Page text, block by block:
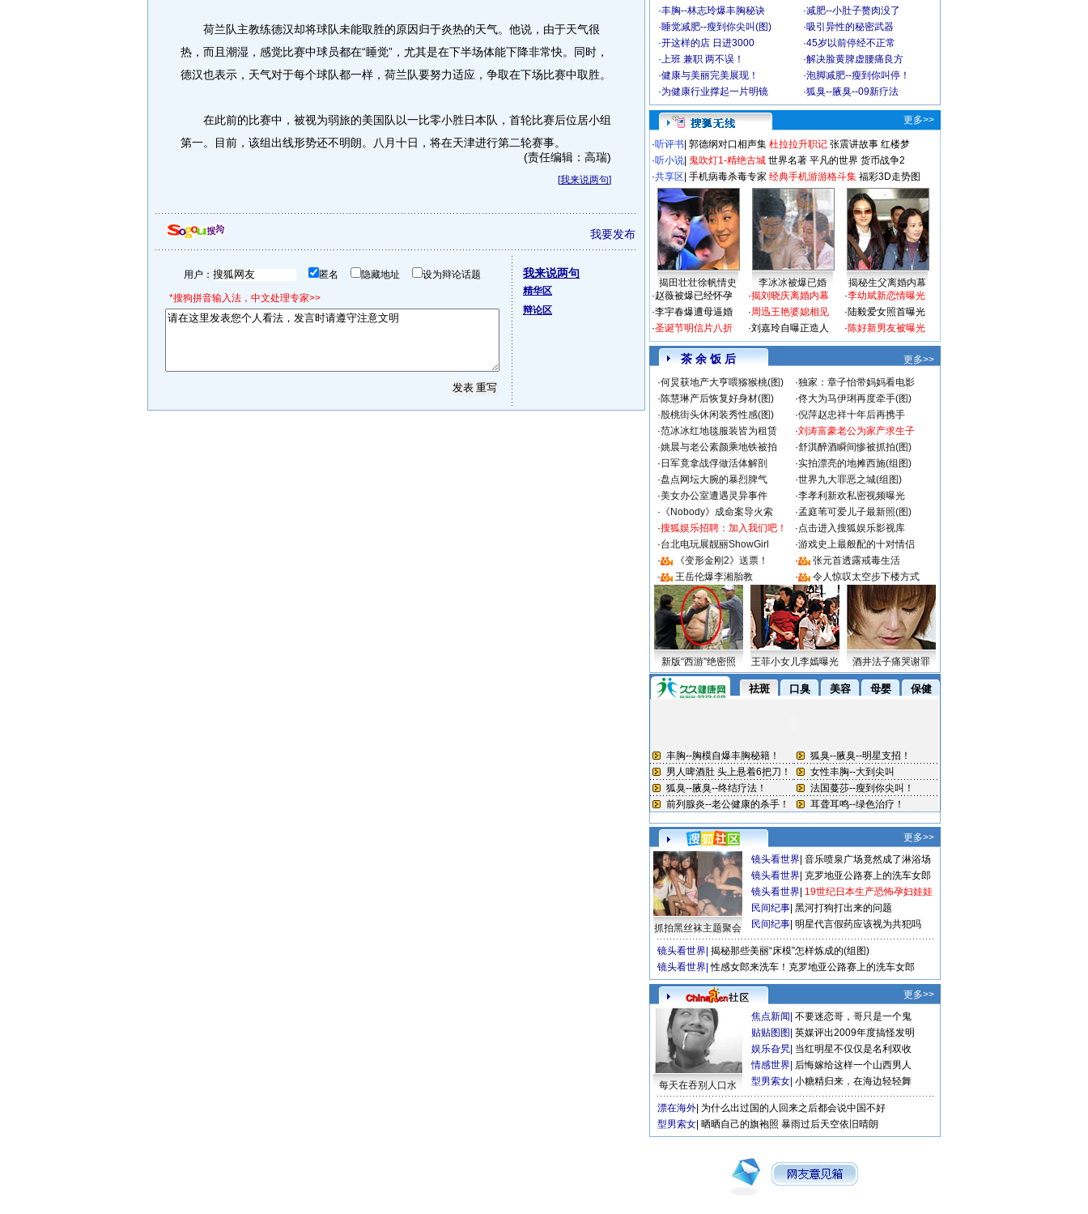
荷兰队主教练德汉却将球队未能取胜的原因归于炎热的天气。他说，由于天气很
热，而且潮湿，感觉比赛中球员都在“睡觉”，尤其是在下半场体能下降非常快。同时，
德汉也表示，天气对于每个球队都一样，荷兰队要努力适应，争取在下场比赛中取胜。
在此前的比赛中，被视为弱旅的美国队以一比零小胜日本队，首轮比赛后位居小组
第一。目前，该组出线形势还不明朗。八月十日，将在天津进行第二轮赛事。
(责任编辑：高瑞)
[我来说两句]
我要发布
用户： 匿名 隐藏地址 设为辩论话题
*搜狗拼音输入法，中文处理专家>>
我来说两句
精华区
辩论区
·丰胸--林志玲爆丰胸秘诀 ·减肥--小肚子赘肉没了
·睡觉减肥--瘦到你尖叫(图) ·吸引异性的秘密武器
·开这样的店 日进3000 ·45岁以前停经不正常
·上班 兼职 两不误！ ·解决脸黄脾虚腰痛良方
·健康与美丽完美展现！ ·泡脚减肥--瘦到你叫停！
·为健康行业撑起一片明镜 ·狐臭--腋臭--09新疗法
更多>>
·听评书 郭德纲对口相声集 杜拉拉升职记 张震讲故事 红楼梦
·听小说 鬼吹灯1-精绝古城 世界名著 平凡的世界 货币战争2
·共享区 手机病毒杀毒专家 经典手机游游格斗集 福彩3D走势图
揭田壮壮徐帆情史 李冰冰被爆已婚
揭秘生父离婚内幕
·赵薇被爆已经怀孕
·李宇春爆遭母逼婚
·圣诞节明信片八折
·揭刘晓庆离婚内幕
·周迅王艳婆媳相见
·刘嘉玲自曝正造人
·李幼斌新恋情曝光
·陆毅爱女照首曝光
·陈好新男友被曝光
茶 余 饭 后
更多>>
·何炅获地产大亨喂猕猴桃(图) ·独家：章子怡带妈妈看电影
·陈慧琳产后恢复好身材(图) ·佟大为马伊琍再度牵手(图)
·殷桃街头休闲装秀性感(图) ·倪萍赵忠祥十年后再携手
·范冰冰红地毯服装皆为租赁 ·刘涛富豪老公为家产求生子
·姚晨与老公素颜乘地铁被拍 ·舒淇醉酒瞬间惨被抓拍(图)
· 日军竟拿战俘做活体解剖 ·实拍漂亮的地摊西施(组图)
·盘点网坛大腕的暴烈脾气 ·世界九大罪恶之城(组图)
·美女办公室遭遇灵异事件 ·李孝利新欢私密视频曝光
· 《Nobody》成命案导火索 ·孟庭苇可爱儿子最新照(图)
·搜狐娱乐招聘：加入我们吧！ ·点击进入搜狐娱乐影视库
·台北电玩展靓丽ShowGirl ·游戏史上最般配的十对情侣
·
《变形金刚2》送票！ ·
张元首透露戒毒生活
·
王岳伦爆李湘胎教 · 令人惊叹太空步下楼方式
新版“西游”绝密照 王菲小女儿李嫣曝光 酒井法子痛哭谢罪
更多>>
抓拍黑丝袜主题聚会
镜头看世界 音乐喷泉广场竟然成了淋浴场
镜头看世界 克罗地亚公路赛上的洗车女郎
镜头看世界 19世纪日本生产恐怖孕妇娃娃
民间纪事 黑河打狗打出来的问题
民间纪事 明星代言假药应该视为共犯吗
镜头看世界 揭秘那些美丽“床模”怎样炼成的(组图)
镜头看世界 性感女郎来洗车！克罗地亚公路赛上的洗车女郎
更多>>
每天在吞别人口水
焦点新闻 不要迷恋哥，哥只是一个鬼
贴贴图图 英媒评出2009年度搞怪发明
娱乐旮旯 当红明星不仅仅是名利双收
情感世界 后悔嫁给这样一个山西男人
型男索女 小糖精归来，在海边轻轻舞
漂在海外 为什么出过国的人回来之后都会说中国不好
型男索女 晒晒自己的旗袍照 暴雨过后天空依旧晴朗